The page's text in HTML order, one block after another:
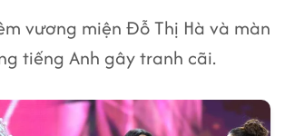
vương miện Đỗ Thị Hà và màn
tiếng Anh gây tranh cãi.